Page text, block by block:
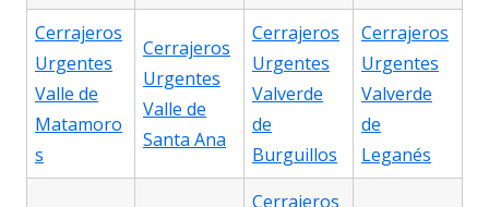
Cerrajeros
Urgentes
Valle de
Matamoro
s
Cerrajeros
Urgentes
Valle de
Santa Ana
Cerrajeros
Urgentes
Valverde
de
Burguillos
Cerrajeros
Urgentes
Valverde
de
Leganés
Cerrajeros